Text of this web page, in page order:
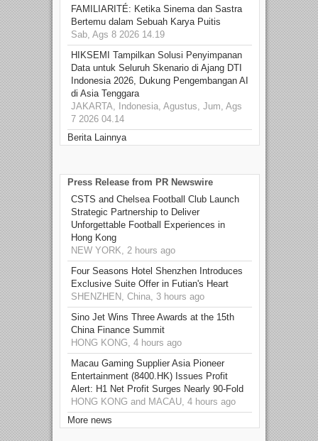
FAMILIARITÉ: Ketika Sinema dan Sastra
Bertemu dalam Sebuah Karya Puitis
Sab, Ags 8 2026 14.19
HIKSEMI Tampilkan Solusi Penyimpanan
Data untuk Seluruh Skenario di Ajang DTI
Indonesia 2026, Dukung Pengembangan AI
di Asia Tenggara
JAKARTA, Indonesia, Agustus, Jum, Ags
7 2026 04.14
Berita Lainnya
Press Release from PR Newswire
CSTS and Chelsea Football Club Launch
Strategic Partnership to Deliver
Unforgettable Football Experiences in
Hong Kong
NEW YORK, 2 hours ago
Four Seasons Hotel Shenzhen Introduces
Exclusive Suite Offer in Futian's Heart
SHENZHEN, China, 3 hours ago
Sino Jet Wins Three Awards at the 15th
China Finance Summit
HONG KONG, 4 hours ago
Macau Gaming Supplier Asia Pioneer
Entertainment (8400.HK) Issues Profit
Alert: H1 Net Profit Surges Nearly 90-Fold
HONG KONG and MACAU, 4 hours ago
More news